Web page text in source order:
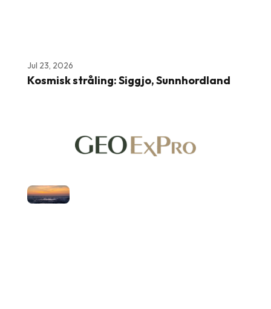
Jul 23, 2026
Kosmisk stråling: Siggjo, Sunnhordland